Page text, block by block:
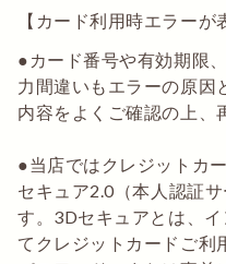
【カード利用時エラーが
●カード番号や有効期限
力間違いもエラーの原因
内容をよくご確認の上、
●当店ではクレジットカ
セキュア2.0（本人認証
す。3Dセキュアとは、
てクレジットカードご利